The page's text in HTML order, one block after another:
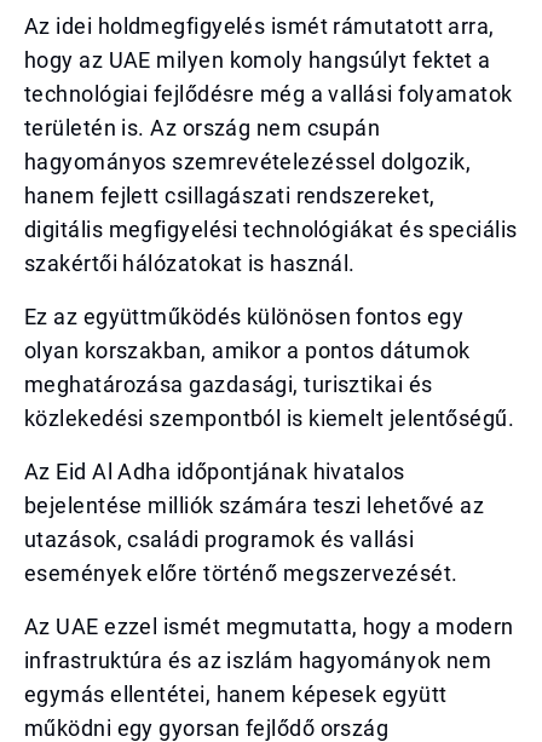
Az idei holdmegfigyelés ismét rámutatott arra,
hogy az UAE milyen komoly hangsúlyt fektet a
technológiai fejlődésre még a vallási folyamatok
területén is. Az ország nem csupán
hagyományos szemrevételezéssel dolgozik,
hanem fejlett csillagászati rendszereket,
digitális megfigyelési technológiákat és speciális
szakértői hálózatokat is használ.
Ez az együttműködés különösen fontos egy
olyan korszakban, amikor a pontos dátumok
meghatározása gazdasági, turisztikai és
közlekedési szempontból is kiemelt jelentőségű.
Az Eid Al Adha időpontjának hivatalos
bejelentése milliók számára teszi lehetővé az
utazások, családi programok és vallási
események előre történő megszervezését.
Az UAE ezzel ismét megmutatta, hogy a modern
infrastruktúra és az iszlám hagyományok nem
egymás ellentétei, hanem képesek együtt
működni egy gyorsan fejlődő ország